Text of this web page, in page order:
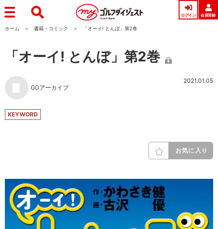
ログイン 会員登録
ホーム 書籍・コミック 「オーイ! とんぼ」第2巻
「オーイ! とんぼ」第2巻
GDアーカイブ
2021.01.05
KEYWORD
お気に入り